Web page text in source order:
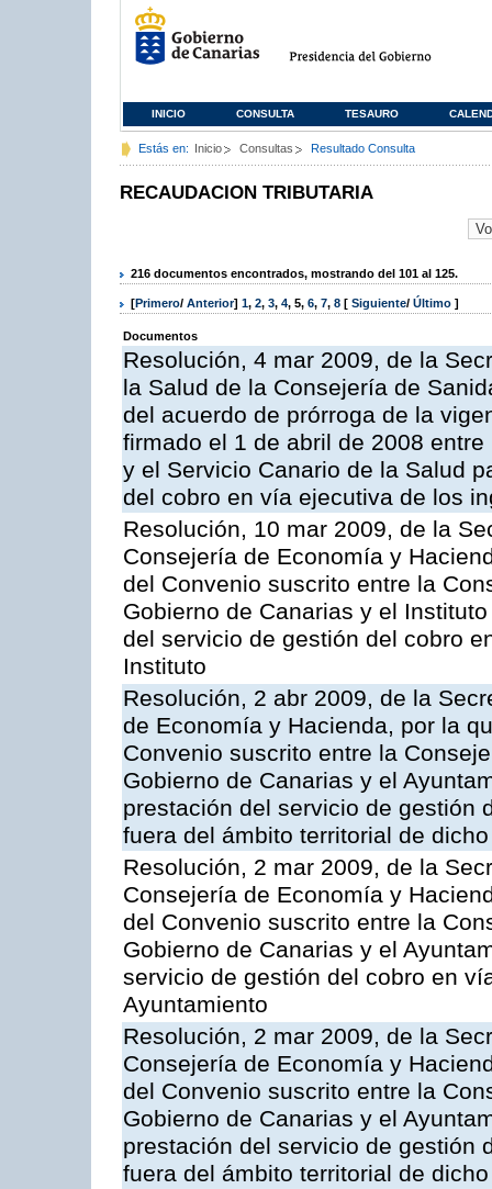
INICIO CONSULTA TESAURO
Estás en: Inicio Consultas Resultado Consulta
RECAUDACION TRIBUTARIA
216 documentos encontrados, mostrando del 101 al 125.
[Primero/ Anterior] 1, 2, 3, 4, 5, 6, 7, 8 [ Siguiente/ Último ]
Documentos
Resolución, 4 mar 2009, de la
la Salud de la Consejería de
del acuerdo de prórroga de la
firmado el 1 de abril de 2008
y el Servicio Canario de la Salud
del cobro en vía ejecutiva de los
Resolución, 10 mar 2009, de la
Consejería de Economía y
del Convenio suscrito entre la
Gobierno de Canarias y el
del servicio de gestión del cobro
Instituto
Resolución, 2 abr 2009, de la
de Economía y Hacienda, por la
Convenio suscrito entre la
Gobierno de Canarias y el
prestación del servicio de gestión
fuera del ámbito territorial de
Resolución, 2 mar 2009, de la
Consejería de Economía y
del Convenio suscrito entre la
Gobierno de Canarias y el
servicio de gestión del cobro en
Ayuntamiento
Resolución, 2 mar 2009, de la
Consejería de Economía y
del Convenio suscrito entre la
Gobierno de Canarias y el
prestación del servicio de gestión
fuera del ámbito territorial de